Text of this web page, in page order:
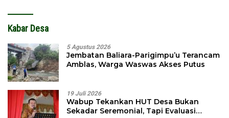
Kabar Desa
5 Agustus 2026
Jembatan Baliara-Parigimpu’u Terancam
Amblas, Warga Waswas Akses Putus
19 Juli 2026
Wabup Tekankan HUT Desa Bukan
Sekadar Seremonial, Tapi Evaluasi